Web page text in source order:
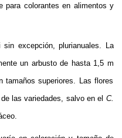
para colorantes en alimentos y
excepción,plurianuales . La
un arbustode hasta 1,5m
tamaños superiores. Las flores
las variedades, salvo en el C.